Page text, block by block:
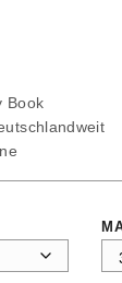
Book